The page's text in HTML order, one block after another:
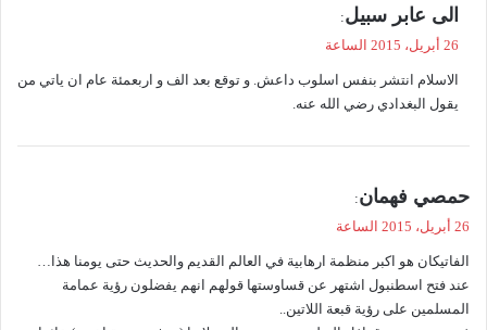
ي
ل
الى عابر سبيل:
26 أبريل، 2015 الساعة
الاسلام انتشر بنفس اسلوب داعش. و توقع بعد الف و اربعمئة عام ان ياتي من
يقول البغدادي رضي الله عنه.
ي
ل
حمصي فهمان:
26 أبريل، 2015 الساعة
الفاتيكان هو اكبر منظمة ارهابية في العالم القديم والحديث حتى يومنا هذا…
عند فتح اسطنبول اشتهر عن قساوستها قولهم انهم يفضلون رؤية عمامة
المسلمين على رؤية قبعة اللاتين..